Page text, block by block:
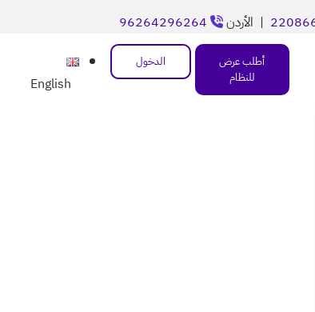
| الأردن
أطلب عرض
للنظام
الدخول
English